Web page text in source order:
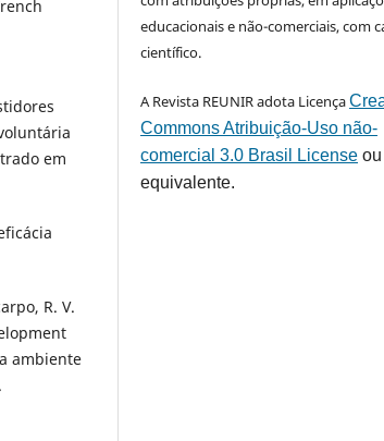
em
R. V.
ambiente
educacionais e não-comerciais, com
científico.
A Revista REUNIR adota Licença
Commons Atribuição-Uso não-
comercial 3.0 Brasil License
equivalente.